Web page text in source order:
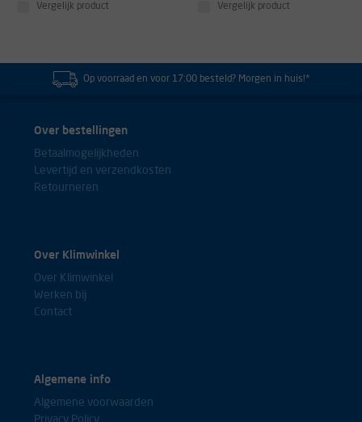
Vergelijk product Vergelijk product
Op voorraad en voor 17:00 besteld? Morgen in huis!*
Over bestellingen
Betaalmogelijkheden
Levertijd en verzendkosten
Retourneren
Over Klimwinkel
Over Klimwinkel
Werken bij
Contact
Algemene info
Algemene voorwaarden